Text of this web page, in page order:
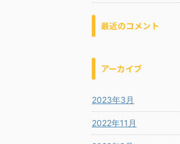
最近のコメント
アーカイブ
2023年3月
2022年11月